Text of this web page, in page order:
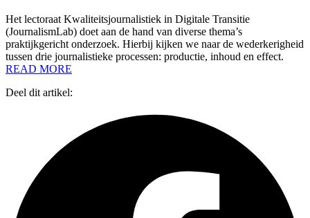
Het lectoraat Kwaliteitsjournalistiek in Digitale Transitie
(JournalismLab) doet aan de hand van diverse thema’s
praktijkgericht onderzoek. Hierbij kijken we naar de wederkerigheid
tussen drie journalistieke processen: productie, inhoud en effect.
READ MORE
Deel dit artikel: